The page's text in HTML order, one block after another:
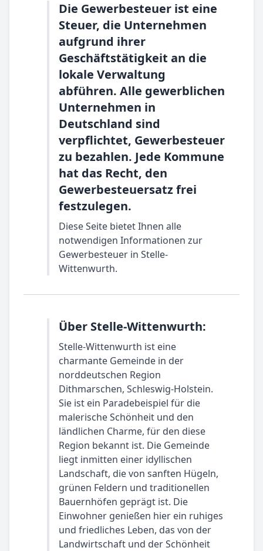
Die Gewerbesteuer ist eine
Steuer, die Unternehmen
aufgrund ihrer
Geschäftstätigkeit an die
lokale Verwaltung
abführen. Alle gewerblichen
Unternehmen in
Deutschland sind
verpflichtet, Gewerbesteuer
zu bezahlen. Jede Kommune
hat das Recht, den
Gewerbesteuersatz frei
festzulegen.
Diese Seite bietet Ihnen alle
notwendigen Informationen zur
Gewerbesteuer in Stelle-
Wittenwurth.
Über Stelle-Wittenwurth:
Stelle-Wittenwurth ist eine
charmante Gemeinde in der
norddeutschen Region
Dithmarschen, Schleswig-Holstein.
Sie ist ein Paradebeispiel für die
malerische Schönheit und den
ländlichen Charme, für den diese
Region bekannt ist. Die Gemeinde
liegt inmitten einer idyllischen
Landschaft, die von sanften Hügeln,
grünen Feldern und traditionellen
Bauernhöfen geprägt ist. Die
Einwohner genießen hier ein ruhiges
und friedliches Leben, das von der
Landwirtschaft und der Schönheit